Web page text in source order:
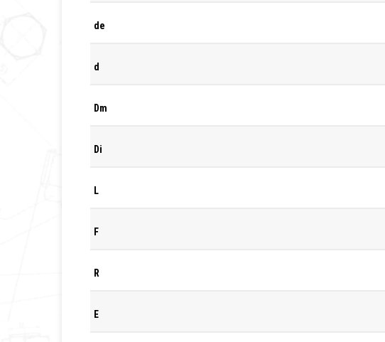
de
d
Dm
Di
L
F
R
E